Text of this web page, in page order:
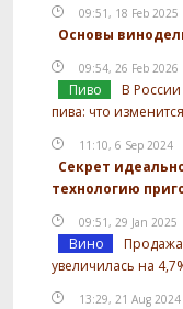
09:51, 18 Feb 2025
Основы
09:54, 26 Feb 2026
Пиво
В России
пива: что изменится
11:10, 6 Sep 2024
Секрет
технологию
09:51, 29 Jan 2025
Вино
Продажа
увеличилась на
13:29, 21 Aug 2024